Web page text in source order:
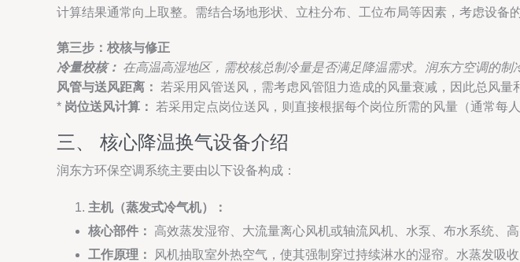
计算结果通常向上取整。需结合场地形状、立柱分布、工位布局等因素，考虑设备
第三步：校核与修正
冷量校核： 在高温高湿地区，需校核总制冷量是否满足降温需求。润东方空调的制
风管与送风距离：
若采用风管送风，需考虑风管阻力造成的风量衰减，因此总风量
* 岗位送风计算： 若采用定点岗位送风，则直接根据每个岗位所需的风量（通常每
三、 核心降温换气设备介绍
润东方环保空调系统主要由以下设备构成：
主机（蒸发式冷气机）：
核心部件： 高效蒸发湿帘、大流量离心风机或轴流风机、水泵、布水系统、
工作原理：
风机抽取室外热空气，使其强制穿过持续淋水的湿帘。水蒸发吸